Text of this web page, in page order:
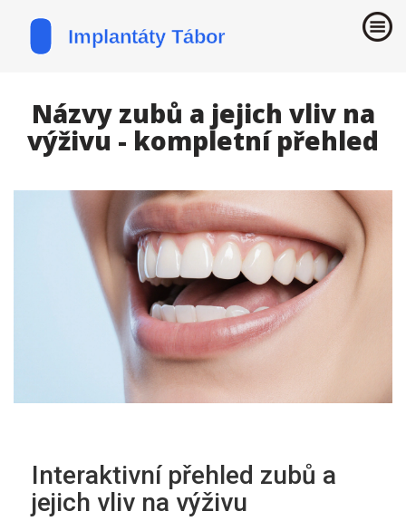
Názvy zubů a jejich vliv na
výživu - kompletní přehled
Interaktivní přehled zubů a
jejich vliv na výživu